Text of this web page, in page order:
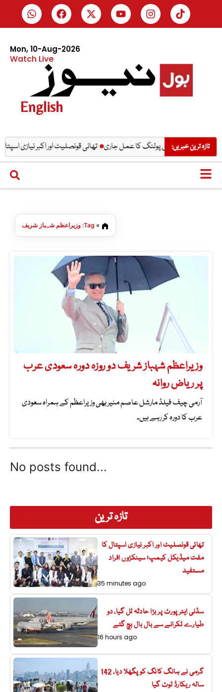
Mon, 10-Aug-2026
Watch Live
English
تازہ ترین خبریں: تھائی قونصلیٹ اور اکبر نیازی اسپتال
» Tag: وزیراعظم شہباز شریف
تازہ ترین
تھائی قونصلیٹ اور اکبر نیازی اسپتال کا
مفت میڈیکل کیمپ؛ سینکڑوں افراد
مستفید
35 minutes ago
سڈنی ایئرپورٹ پر بڑا حادثہ ٹل گیا، دو
طیارے ٹکرانے سے بال بال بچ گئے
16 hours ago
گرمی نے ہانگ کانگ کو پگھلا دیا، 142
سالہ ریکارڈ ٹوٹ گیا
وزیراعظم شہباز شریف دو روزہ دورہ سعودی عرب
پر ریاض روانہ
آرمی چیف فیلڈ مارشل عاصم منیر بھی وزیراعظم کے ہمراہ سعودی
عرب کا دورہ کر رہے ہیں۔
No posts found...